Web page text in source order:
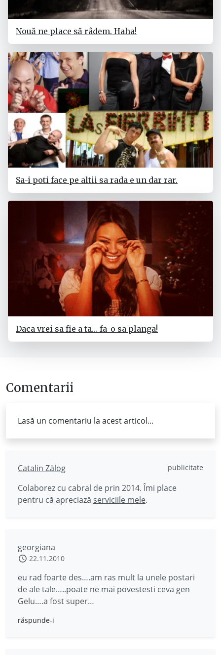
Nouă ne place să râdem. Haha!
Sa-i poti face pe altii sa rada e un dar rar.
Daca vrei sa fie a ta… fa-o sa planga!
Comentarii
Lasă un comentariu la acest articol...
Catalin Zălog publicitate
Colaborez cu cabral de prin 2014. Îmi place
pentru că apreciază serviciile mele.
georgiana
22.11.2010
eu rad foarte des….am ras mult la unele postari
de ale tale…..poate ne mai povestesti ceva gen
Gelu….a fost super…
răspunde-i